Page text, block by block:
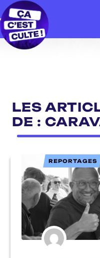
LES
DE :
REPORTAGES